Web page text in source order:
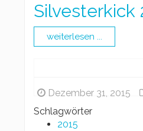
Silvesterkick
weiterlesen ...
Dezember 31, 2015
Schlagwörter
2015